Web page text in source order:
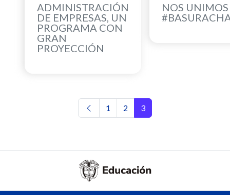
ADMINISTRACIÓN
DE EMPRESAS, UN
PROGRAMA CON
GRAN
PROYECCIÓN
NOS
Navegación de entradas
1 2 3